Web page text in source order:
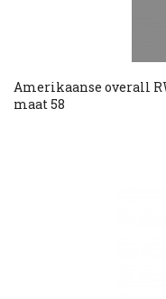
Amerikaanse overall
maat 58